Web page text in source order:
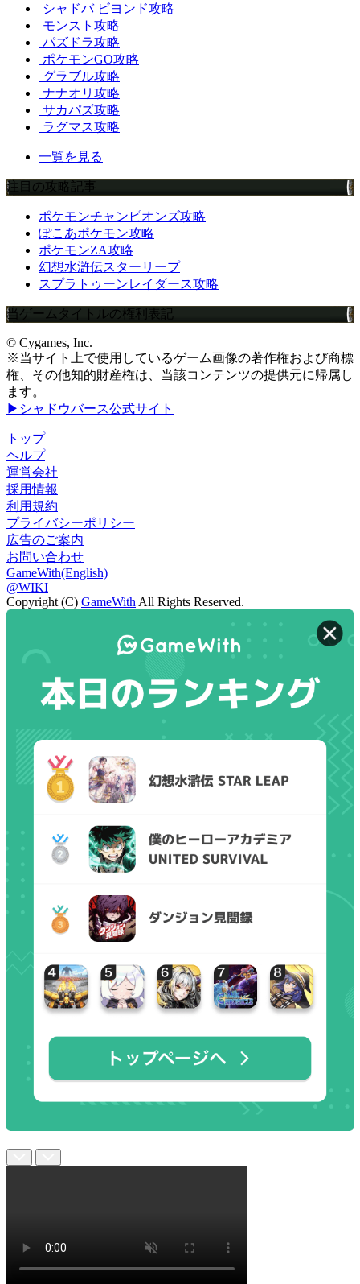
シャドバ ビヨンド攻略
モンスト攻略
パズドラ攻略
ポケモンGO攻略
グラブル攻略
ナナオリ攻略
サカパズ攻略
ラグマス攻略
一覧を見る
注目の攻略記事
ポケモンチャンピオンズ攻略
ぽこあポケモン攻略
ポケモンZA攻略
幻想水滸伝スターリープ
スプラトゥーンレイダース攻略
当ゲームタイトルの権利表記
© Cygames, Inc.
※当サイト上で使用しているゲーム画像の著作権および商標
権、その他知的財産権は、当該コンテンツの提供元に帰属し
ます。
▶シャドウバース公式サイト
トップ
ヘルプ
運営会社
採用情報
利用規約
プライバシーポリシー
広告のご案内
お問い合わせ
GameWith(English)
@WIKI
Copyright (C) GameWith All Rights Reserved.